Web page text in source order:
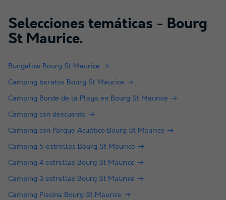
Selecciones temáticas - Bourg
St Maurice.
Bungalow Bourg St Maurice
Camping baratos Bourg St Maurice
Camping Borde de la Playa en Bourg St Maurice
Camping con descuento
Camping con Parque Acuático Bourg St Maurice
Camping 5 estrellas Bourg St Maurice
Camping 4 estrellas Bourg St Maurice
Camping 3 estrellas Bourg St Maurice
Camping Piscina Bourg St Maurice